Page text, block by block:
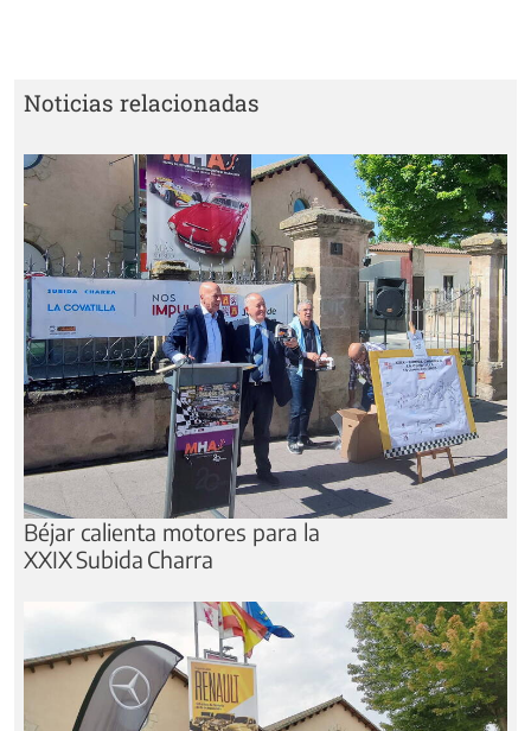
Noticias relacionadas
Béjar calienta motores para la
XXIX Subida Charra